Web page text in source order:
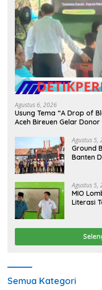
Agustus 6, 2026
Usung Tema “A Drop of
Aceh Bireuen Gelar
Agustus 5,
Ground
Banten
Agustus 5,
MIO
Literasi
Semua Kategori